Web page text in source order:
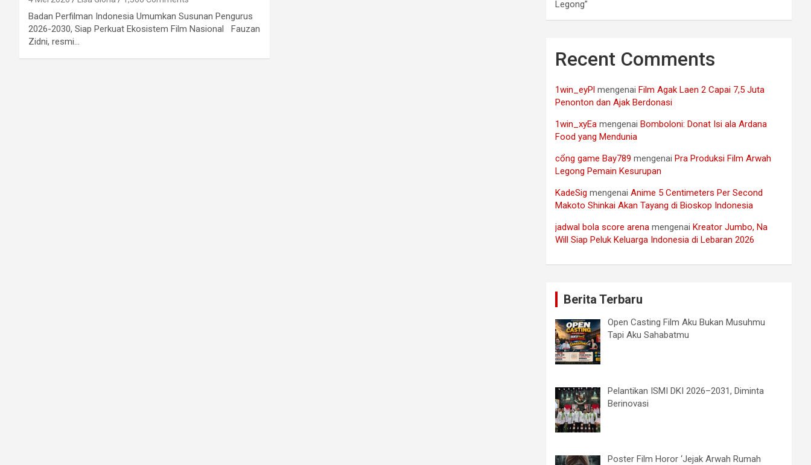
Badan Perfilman Indonesia Umumkan Susunan Pengurus
2026-2030, Siap Perkuat Ekosistem Film Nasional Fauzan
Zidni, resmi…
Legong”
Recent Comments
1win_eyPl mengenai Film Agak Laen 2 Capai 7,5 Juta
Penonton dan Ajak Berdonasi
1win_xyEa mengenai Bomboloni: Donat Isi ala Ardana
Food yang Mendunia
cổng game Bay789 mengenai Pra Produksi Film Arwah
Legong Pemain Kesurupan
KadeSig mengenaiAnime 5 Centimeters Per Second
Makoto Shinkai Akan Tayang di Bioskop Indonesia
jadwal bola score arena mengenai Kreator Jumbo, Na
Will Siap Peluk Keluarga Indonesia di Lebaran 2026
Berita Terbaru
Open Casting Film Aku Bukan Musuhmu
Tapi Aku Sahabatmu
Pelantikan ISMI DKI 2026–2031, Diminta
Berinovasi
Poster Film Horor ‘Jejak Arwah Rumah